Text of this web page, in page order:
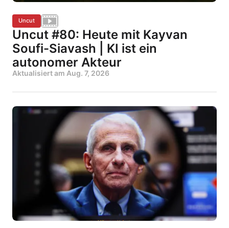
Uncut
Uncut #80: Heute mit Kayvan
Soufi-Siavash | KI ist ein
autonomer Akteur
Aktualisiert am Aug. 7, 2026